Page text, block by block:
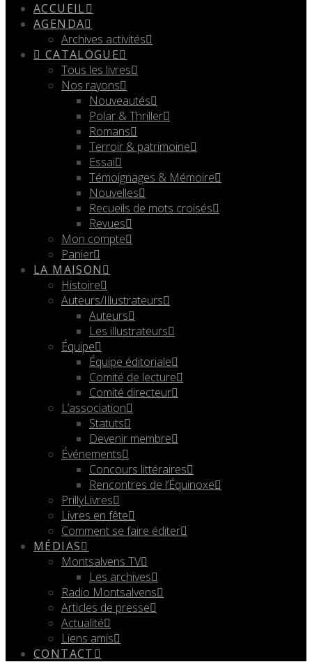
ACCUEIL
AGENDA
Archives activités
CATALOGUE
Tous les livres
Nos rayons
Nouveautés
Polar & Thriller
Romans
Terroir & patrimoine
Essai
Témoignages & Mémoire
Nouvelles
Recueils de mots croisés
Revues
Mon compte
Panier
LA MAISON
Histoire
Auteurs/Illustrateurs
Auteurs
Les illustrateurs
Équipe
Équipe éditoriale
Comité de lecture
Comité directeur
L’association
Statuts
Devenir membre
Événements
Concours littéraires
Rencontres de l’Équinoxe
PrillyLivres
Livres en fête
Comment se faire éditer
MÉDIAS
Montsalvens TV
Les archives
Radio Montsalvens
Articles de presse
Actualité
Liens amis
CONTACT